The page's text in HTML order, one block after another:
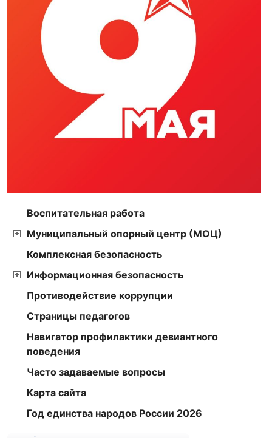
Воспитательная работа
Муниципальный опорный центр (МОЦ)
Комплексная безопасность
Информационная безопасность
Противодействие коррупции
Страницы педагогов
Навигатор профилактики девиантного
поведения
Часто задаваемые вопросы
Карта сайта
Год единства народов России 2026